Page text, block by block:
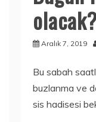
Aralık 7, 2019
Bu sabah
buzlanma ve
sis hadisesi